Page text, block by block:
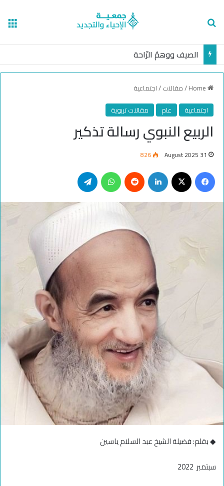
الصيف ووهمُ الرّاحة
/مقالات/اجتماعية
اجتماعية
عام مقالات تربوية
الربيع النبوي رسالة تذكير
31 August 2025
826
Facebook
LinkedIn
Reddit
WhatsApp
◆ بقلم: فضيلة الشيخ عبد السلام ياسين
سبتمبر 2022